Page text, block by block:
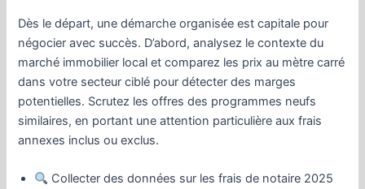
Dès le départ, une démarche organisée est capitale pour
négocier avec succès. D’abord, analysez le contexte du
marché immobilier local et comparez les prix au mètre carré
dans votre secteur ciblé pour détecter des marges
potentielles. Scrutez les offres des programmes neufs
similaires, en portant une attention particulière aux frais
annexes inclus ou exclus.
Collecter des données sur les frais de notaire 2025